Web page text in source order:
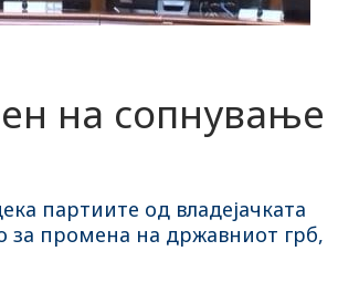
на сопнување
партиите од владејачката
промена на државниот грб,